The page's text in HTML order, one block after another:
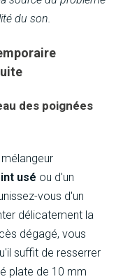
du son.
des poignées
usé ou d'un
vous d'un
délicatement la
dégagé, vous
suffit de resserrer
plate de 10 mm